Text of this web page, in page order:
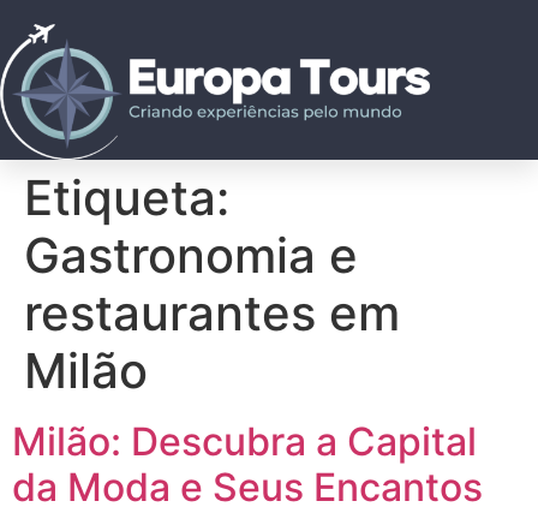
Etiqueta:
Gastronomia e
restaurantes em
Milão
Milão: Descubra a Capital
da Moda e Seus Encantos